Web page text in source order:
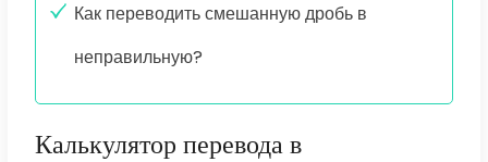
Как переводить смешанную дробь в
неправильную?
Калькулятор перевода в